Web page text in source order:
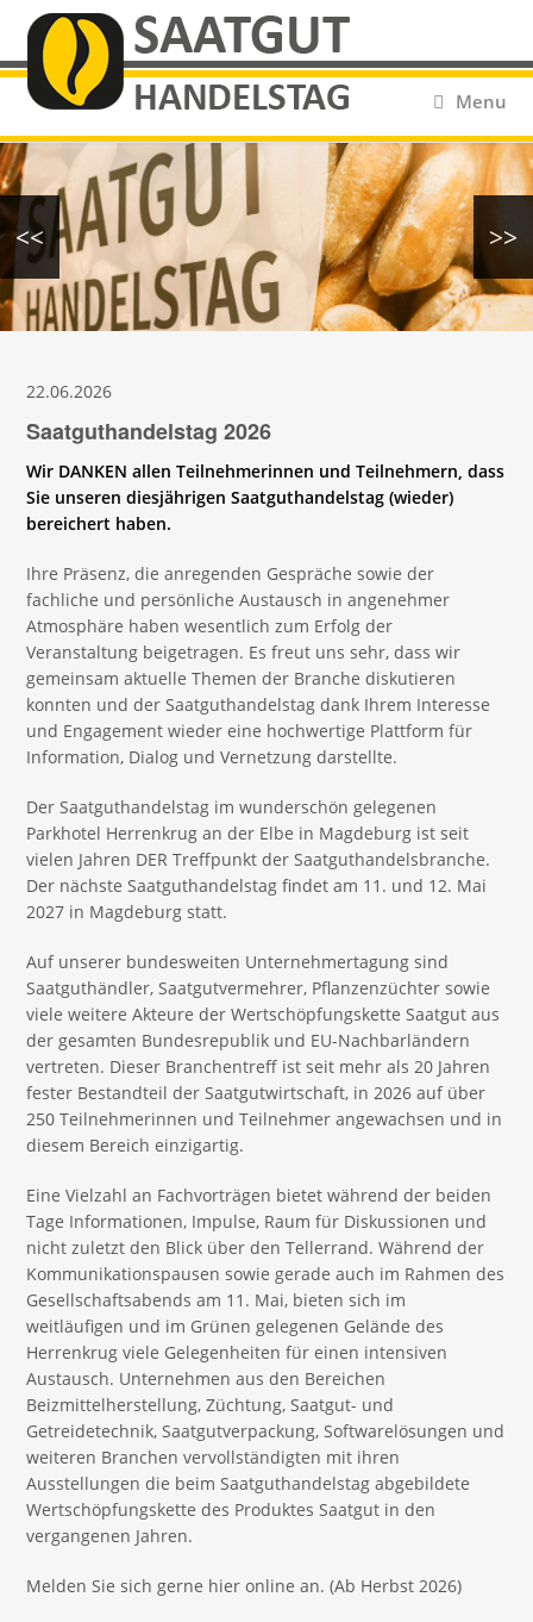
Menu
<< >>
22.06.2026
Saatguthandelstag 2026
Wir DANKEN allen Teilnehmerinnen und Teilnehmern, dass
Sie unseren diesjährigen Saatguthandelstag (wieder)
bereichert haben.
Ihre Präsenz, die anregenden Gespräche sowie der
fachliche und persönliche Austausch in angenehmer
Atmosphäre haben wesentlich zum Erfolg der
Veranstaltung beigetragen. Es freut uns sehr, dass wir
gemeinsam aktuelle Themen der Branche diskutieren
konnten und der Saatguthandelstag dank Ihrem Interesse
und Engagement wieder eine hochwertige Plattform für
Information, Dialog und Vernetzung darstellte.
Der Saatguthandelstag im wunderschön gelegenen
Parkhotel Herrenkrug an der Elbe in Magdeburg ist seit
vielen Jahren DER Treffpunkt der Saatguthandelsbranche.
Der nächste Saatguthandelstag findet am 11. und 12. Mai
2027 in Magdeburg statt.
Auf unserer bundesweiten Unternehmertagung sind
Saatguthändler, Saatgutvermehrer, Pflanzenzüchter sowie
viele weitere Akteure der Wertschöpfungskette Saatgut aus
der gesamten Bundesrepublik und EU-Nachbarländern
vertreten. Dieser Branchentreff ist seit mehr als 20 Jahren
fester Bestandteil der Saatgutwirtschaft, in 2026 auf über
250 Teilnehmerinnen und Teilnehmer angewachsen und in
diesem Bereich einzigartig.
Eine Vielzahl an Fachvorträgen bietet während der beiden
Tage Informationen, Impulse, Raum für Diskussionen und
nicht zuletzt den Blick über den Tellerrand. Während der
Kommunikationspausen sowie gerade auch im Rahmen des
Gesellschaftsabends am 11. Mai, bieten sich im
weitläufigen und im Grünen gelegenen Gelände des
Herrenkrug viele Gelegenheiten für einen intensiven
Austausch. Unternehmen aus den Bereichen
Beizmittelherstellung, Züchtung, Saatgut- und
Getreidetechnik, Saatgutverpackung, Softwarelösungen und
weiteren Branchen vervollständigten mit ihren
Ausstellungen die beim Saatguthandelstag abgebildete
Wertschöpfungskette des Produktes Saatgut in den
vergangenen Jahren.
Melden Sie sich gerne hier online an. (Ab Herbst 2026)